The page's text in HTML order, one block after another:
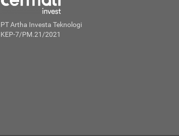
PT Artha Investa Teknologi
KEP-7/PM.21/2021